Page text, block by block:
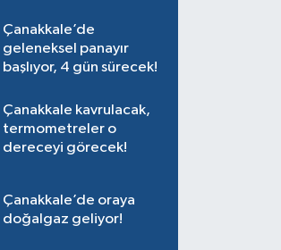
Çanakkale’de
geleneksel panayır
başlıyor, 4 gün sürecek!
Çanakkale kavrulacak,
termometreler o
dereceyi görecek!
Çanakkale’de oraya
doğalgaz geliyor!